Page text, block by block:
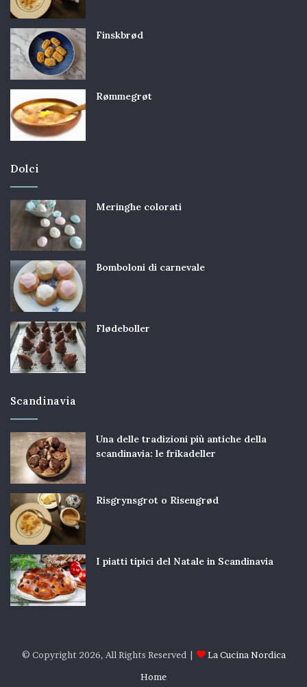
Finskbrød
Rømmegrøt
Dolci
Meringhe colorati
Bomboloni di carnevale
Flødeboller
Scandinavia
Una delle tradizioni più antiche della
scandinavia: le frikadeller
Risgrynsgrot o Risengrød
I piatti tipici del Natale in Scandinavia
© Copyright 2026, All Rights Reserved |
La Cucina Nordica
Home